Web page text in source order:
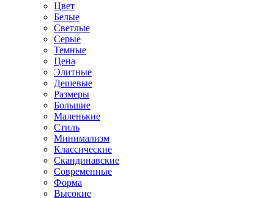
Цвет
Белые
Светлые
Серые
Темные
Цена
Элитные
Дешевые
Размеры
Большие
Маленькие
Стиль
Минимализм
Классические
Скандинавские
Современные
Форма
Высокие